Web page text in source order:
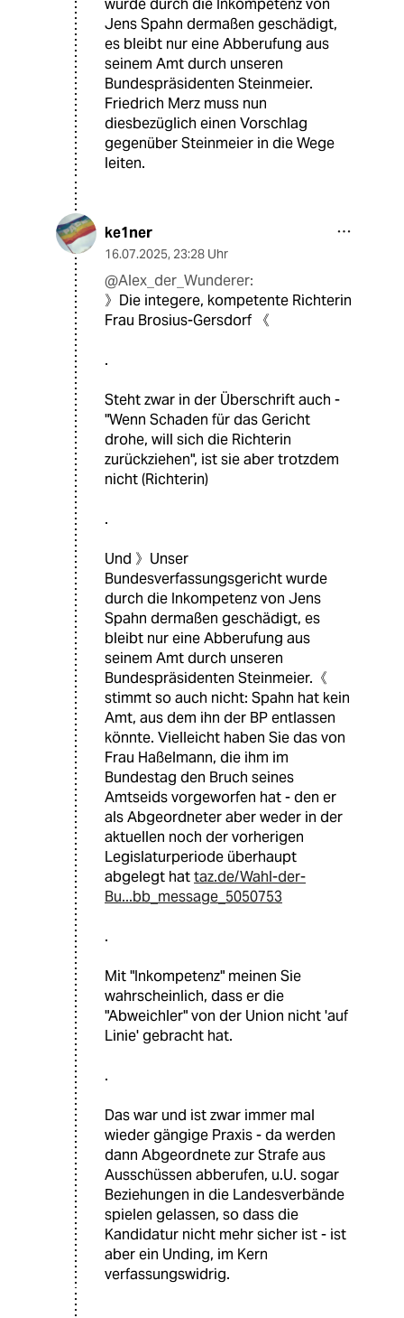
wurde durch die Inkompetenz von
Jens Spahn dermaßen geschädigt,
es bleibt nur eine Abberufung aus
seinem Amt durch unseren
Bundespräsidenten Steinmeier.
Friedrich Merz muss nun
diesbezüglich einen Vorschlag
gegenüber Steinmeier in die Wege
leiten.
ke1ner
16.07.2025, 23:28 Uhr
@Alex_der_Wunderer:
》Die integere, kompetente Richterin
Frau Brosius-Gersdorf 《
.
Steht zwar in der Überschrift auch -
"Wenn Schaden für das Gericht
drohe, will sich die Richterin
zurückziehen", ist sie aber trotzdem
nicht (Richterin)
.
Und 》Unser
Bundesverfassungsgericht wurde
durch die Inkompetenz von Jens
Spahn dermaßen geschädigt, es
bleibt nur eine Abberufung aus
seinem Amt durch unseren
Bundespräsidenten Steinmeier.《
stimmt so auch nicht: Spahn hat kein
Amt, aus dem ihn der BP entlassen
könnte. Vielleicht haben Sie das von
Frau Haßelmann, die ihm im
Bundestag den Bruch seines
Amtseids vorgeworfen hat - den er
als Abgeordneter aber weder in der
aktuellen noch der vorherigen
Legislaturperiode überhaupt
abgelegt hattaz.de/Wahl-der-
Bu...bb_message_5050753
.
Mit "Inkompetenz" meinen Sie
wahrscheinlich, dass er die
"Abweichler" von der Union nicht 'auf
Linie' gebracht hat.
.
Das war und ist zwar immer mal
wieder gängige Praxis - da werden
dann Abgeordnete zur Strafe aus
Ausschüssen abberufen, u.U. sogar
Beziehungen in die Landesverbände
spielen gelassen, so dass die
Kandidatur nicht mehr sicher ist - ist
aber ein Unding, im Kern
verfassungswidrig.